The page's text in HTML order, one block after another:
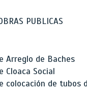
PUBLICAS
Arreglo de Baches
Cloaca Social
colocación de tubos